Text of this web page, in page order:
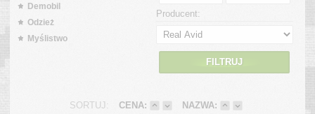
Demobil
Odzież
Myślistwo
Producent:
FILTRUJ
SORTUJ: CENA: NAZWA: